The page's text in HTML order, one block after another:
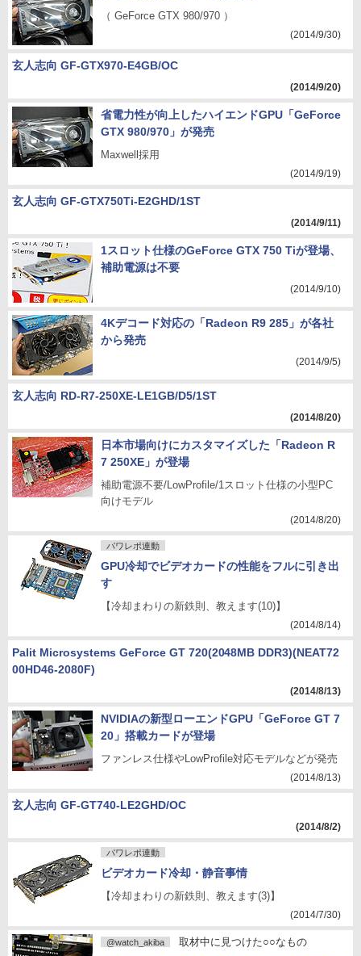
（ GeForce GTX 980/970 ）
(2014/9/30)
玄人志向 GF-GTX970-E4GB/OC
(2014/9/20)
省電力性が向上したハイエンドGPU「GeForce
GTX 980/970」が発売
Maxwell採用
(2014/9/19)
玄人志向 GF-GTX750Ti-E2GHD/1ST
(2014/9/11)
1スロット仕様のGeForce GTX 750 Tiが登場、
補助電源は不要
(2014/9/10)
4Kデコード対応の「Radeon R9 285」が各社
から発売
(2014/9/5)
玄人志向 RD-R7-250XE-LE1GB/D5/1ST
(2014/8/20)
日本市場向けにカスタマイズした「Radeon R
7 250XE」が登場
補助電源不要/LowProfile/1スロット仕様の小型PC
向けモデル
(2014/8/20)
パワレポ連動
GPU冷却でビデオカードの性能をフルに引き出
す
【冷却まわりの新鉄則、教えます(10)】
(2014/8/14)
Palit Microsystems GeForce GT 720(2048MB DDR3)(NEAT72
00HD46-2080F)
(2014/8/13)
NVIDIAの新型ローエンドGPU「GeForce GT 7
20」搭載カードが登場
ファンレス仕様やLowProfile対応モデルなどが発売
(2014/8/13)
玄人志向 GF-GT740-LE2GHD/OC
(2014/8/2)
パワレポ連動
ビデオカード冷却・静音事情
【冷却まわりの新鉄則、教えます(3)】
(2014/7/30)
@watch_akiba 取材中に見つけた○○なもの